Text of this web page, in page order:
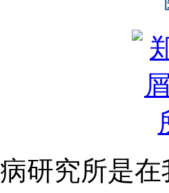
研究所是